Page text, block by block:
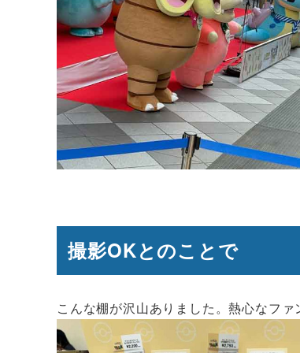
撮影OKとのことで
こんな棚が沢山ありました。熱心なフ